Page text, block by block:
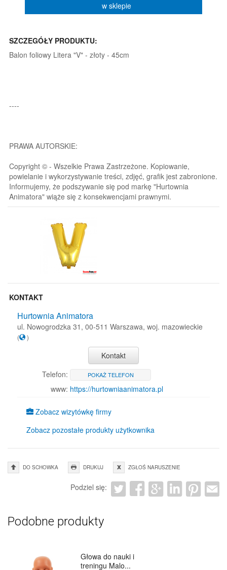
w sklepie
SZCZEGÓŁY PRODUKTU:
Balon foliowy Litera "V" - złoty - 45cm
----
PRAWA AUTORSKIE:
Copyright © - Wszelkie Prawa Zastrzeżone. Kopiowanie,
powielanie i wykorzystywanie treści, zdjęć, grafik jest zabronione.
Informujemy, że podszywanie się pod markę "Hurtownia
Animatora" wiąże się z konsekwencjami prawnymi.
KONTAKT
Hurtownia Animatora
ul. Nowogrodzka 31, 00-511 Warszawa, woj. mazowieckie
( )
Kontakt
Telefon:
POKAŻ TELEFON
www: https://hurtowniaanimatora.pl
Zobacz wizytówkę firmy
Zobacz pozostałe produkty użytkownika
DO SCHOWKA DRUKUJ ZGŁOŚ NARUSZENIE
Podziel się:
Podobne produkty
Głowa do nauki i
treningu Malo...